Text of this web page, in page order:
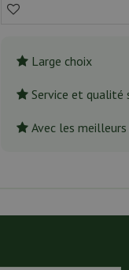
Large choix
Service et
Avec les